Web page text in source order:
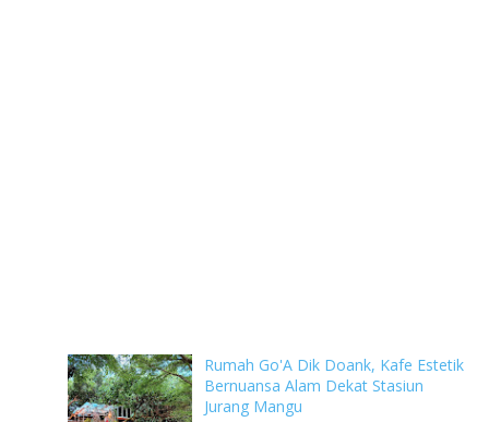
Rumah Go'A Dik Doank, Kafe Estetik
Bernuansa Alam Dekat Stasiun
Jurang Mangu